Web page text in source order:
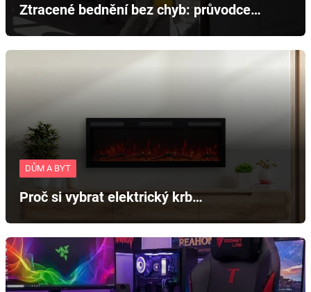
Ztracené bednění bez chyb: průvodce…
DŮM A BYT
Proč si vybrat elektrický krb…